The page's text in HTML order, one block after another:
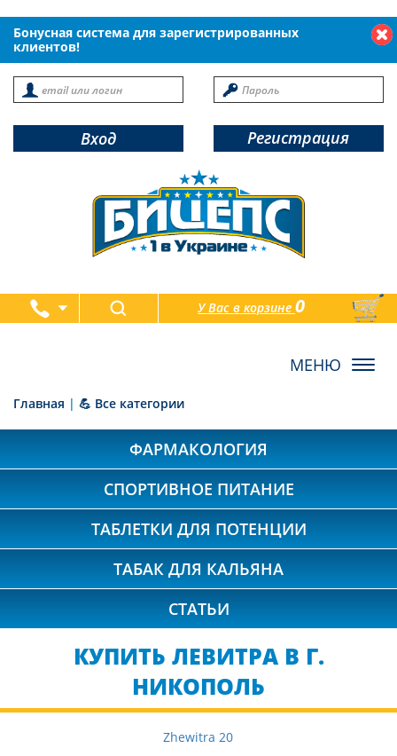
Бонусная система для зарегистрированных
клиентов!
Вход Регистрация
У Вас в корзине0
товаров
Главная | 💪 Все категории
ФАРМАКОЛОГИЯ
СПОРТИВНОЕ ПИТАНИЕ
ТАБЛЕТКИ ДЛЯ ПОТЕНЦИИ
ТАБАК ДЛЯ КАЛЬЯНА
СТАТЬИ
КУПИТЬ ЛЕВИТРА В Г.
НИКОПОЛЬ
Zhewitra 20